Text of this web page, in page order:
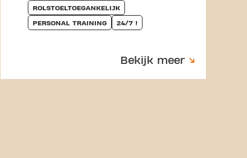
ROLSTOELTOEGANKELIJK
PERSONAL TRAINING 24/7 !
Bekijk meer